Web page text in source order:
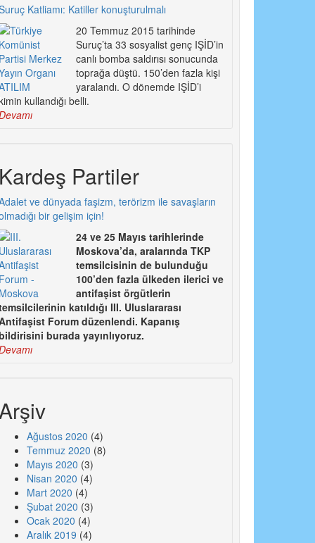
Katliamı: Katiller konuşturulmalı
20 Temmuz 2015 tarihinde
Suruç’ta 33 sosyalist genç IŞİD’in
canlı bomba saldırısı sonucunda
toprağa düştü. 150’den fazla kişi
yaralandı. O dönemde IŞİD’i
kullandığı belli.
Kardeş Partiler
ve dünyada faşizm, terörizm ile savaşların
bir gelişim için!
24 ve 25 Mayıs tarihlerinde
Moskova’da, aralarında TKP
temsilcisinin de bulunduğu
100’den fazla ülkeden ilerici ve
antifaşist örgütlerin
katıldığı III. Uluslararası
Forum düzenlendi. Kapanış
burada yayınlıyoruz.
Ağustos 2020 (4)
Temmuz 2020 (8)
Mayıs 2020 (3)
Nisan 2020 (4)
Mart 2020 (4)
Şubat 2020 (3)
Ocak 2020 (4)
Aralık 2019 (4)